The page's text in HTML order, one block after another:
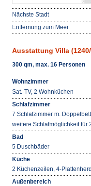
Nächste Stadt
Entfernung zum Meer
Ausstattung Villa (1240/
300 qm, max. 16 Personen
Wohnzimmer
Sat.-TV, 2 Wohnküchen
Schlafzimmer
7 Schlafzimmer m. Doppelbett
weitere Schlafmöglichkeit für
Bad
5 Duschbäder
Küche
2 Küchenzeilen, 4-
Außenbereich